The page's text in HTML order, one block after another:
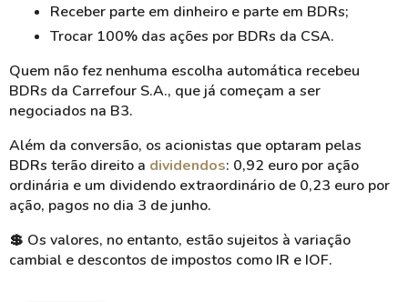
Receber parte em dinheiro e parte em BDRs;
Trocar 100% das ações por BDRs da CSA.
Quem não fez nenhuma escolha automática recebeu
BDRs da Carrefour S.A., que já começam a ser
negociados na B3.
Além da conversão, os acionistas que optaram pelas
BDRs terão direito a dividendos: 0,92 euro por ação
ordinária e um dividendo extraordinário de 0,23 euro por
ação, pagos no dia 3 de junho.
💲 Os valores, no entanto, estão sujeitos à variação
cambial e descontos de impostos como IR e IOF.